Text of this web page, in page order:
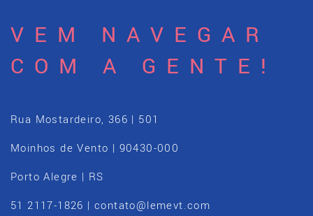
VEM NAVEGAR
COM A GENTE!
Rua Mostardeiro, 366 | 501
Moinhos de Vento | 90430-000
Porto Alegre | RS
51 2117-1826 | contato@lemevt.com